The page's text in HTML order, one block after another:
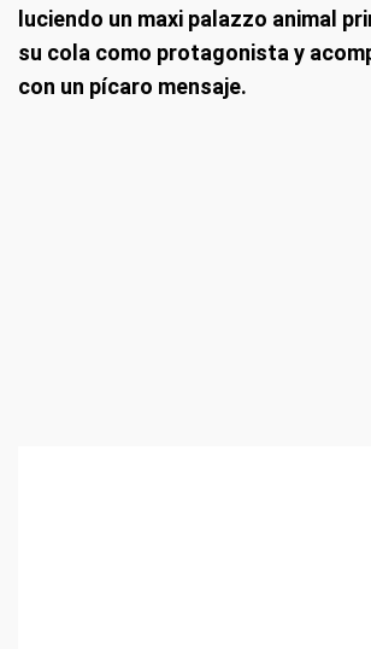
luciendo un maxi palazzo animal
su cola como protagonista y
con un pícaro mensaje.